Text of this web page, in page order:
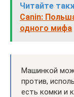
Читайте
Canin:
одного мифа
Машинкой
против,
есть комки и